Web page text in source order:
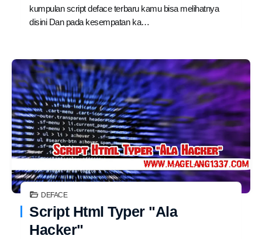
kumpulan script deface terbaru kamu bisa melihatnya
disini Dan pada kesempatan ka…
Script Html Typer "Ala
Hacker"
DEFACE